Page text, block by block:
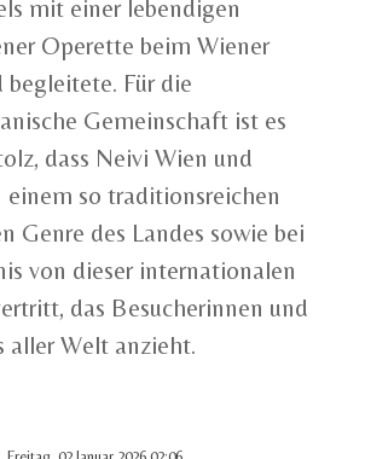
mit einer lebendigen
Operette beim Wiener
begleitete. Für die
Gemeinschaft ist es
dass Neivi Wien und
einem so traditionsreichen
Genre des Landes sowie bei
von dieser internationalen
das Besucherinnen und
aller Welt anzieht.